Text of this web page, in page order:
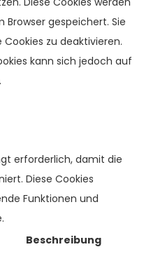
gespeichert. Sie
zu deaktivieren.
kann sich jedoch auf
erforderlich, damit die
Diese Cookies
Funktionen und
Beschreibung